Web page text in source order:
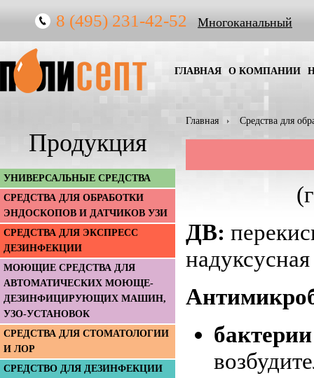
8 (495) 231-42-52 Многоканальный
ГЛАВНАЯ О КОМПАНИИ
Главная Средства для
Продукция
УНИВЕРСАЛЬНЫЕ СРЕДСТВА
СРЕДСТВА ДЛЯ ОБРАБОТКИ
ЭНДОСКОПОВ И ДАТЧИКОВ УЗИ
СРЕДСТВА ДЛЯ ЭКСПРЕСС
ДЕЗИНФЕКЦИИ
МОЮЩИЕ СРЕДСТВА ДЛЯ
АВТОМАТИЧЕСКИХ МОЮЩЕ-
ДЕЗИНФИЦИРУЮЩИХ МАШИН,
УЗО-УСТАНОВОК
СРЕДСТВА ДЛЯ СТОМАТОЛОГИИ
И ЛОР
СРЕДСТВО ДЛЯ ДЕЗИНФЕКЦИИ
ДВ:
бактерии